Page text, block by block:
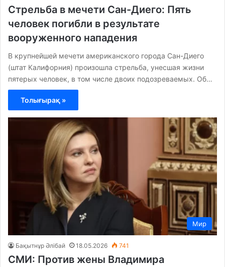
Стрельба в мечети Сан-Диего: Пять
человек погибли в результате
вооруженного нападения
В крупнейшей мечети американского города Сан-Диего
(штат Калифорния) произошла стрельба, унесшая жизни
пятерых человек, в том числе двоих подозреваемых. Об…
Толығырақ »
Мир
Бақытнұр Әлібай 18.05.2026 741
СМИ: Против жены Владимира